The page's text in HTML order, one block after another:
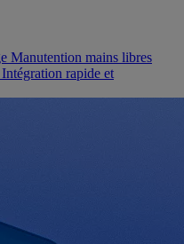
Manutention mains libres
Intégration rapide et